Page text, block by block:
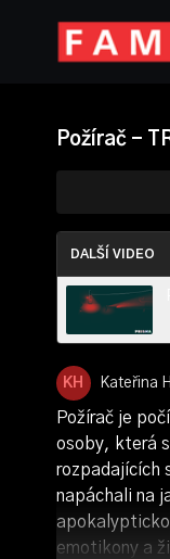
Požírač -
DALŠÍ VIDEO
Kateřina
Požírač je
osoby, která
rozpadajících
napáchali na
emotikony a